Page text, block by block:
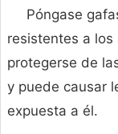
Póngase
resistentes a
protegerse de
y puede causar
expuesta a él.